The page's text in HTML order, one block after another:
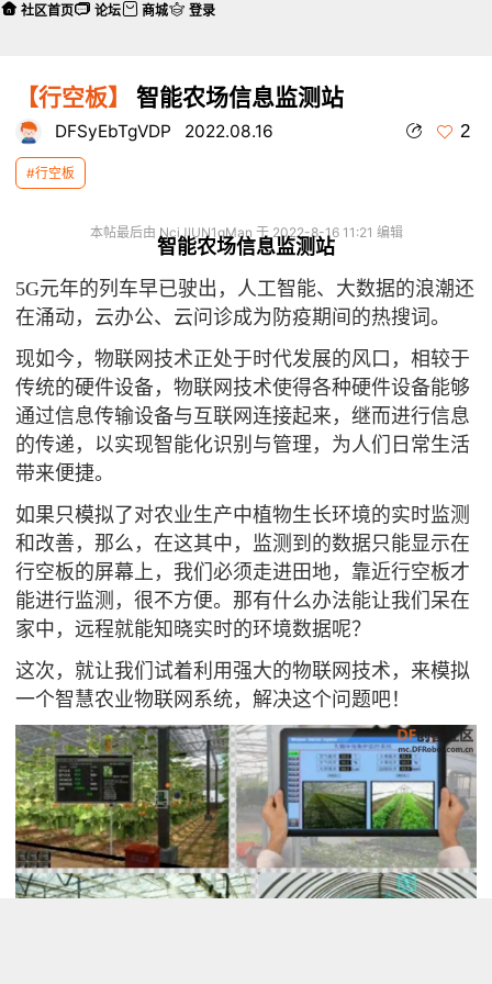
【行空板】 智能农场信息监测站
DFSyEbTgVDP 2022.08.16 2
#行空板
本帖最后由 NciJlUN1qMan 于 2022-8-16 11:21 编辑
智能农场信息监测站
5G元年的列车早已驶出，人工智能、大数据的浪潮还
在涌动，云办公、云问诊成为防疫期间的热搜词。
现如今，物联网技术正处于时代发展的风口，相较于
传统的硬件设备，物联网技术使得各种硬件设备能够
通过信息传输设备与互联网连接起来，继而进行信息
的传递，以实现智能化识别与管理，为人们日常生活
带来便捷。
如果只模拟了对农业生产中植物生长环境的实时监测
和改善，那么，在这其中，监测到的数据只能显示在
行空板的屏幕上，我们必须走进田地，靠近行空板才
能进行监测，很不方便。那有什么办法能让我们呆在
家中，远程就能知晓实时的环境数据呢？
这次，就让我们试着利用强大的物联网技术，来模拟
一个智慧农业物联网系统，解决这个问题吧！
社区首页 论坛 商城 登录